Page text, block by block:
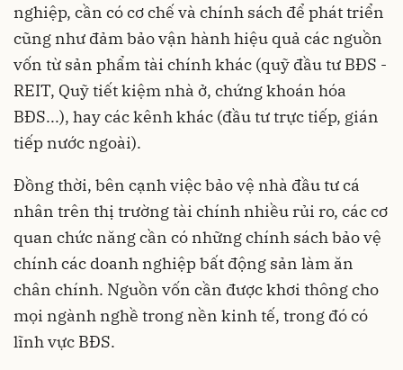
nghiệp, cần có cơ chế và chính sách để phát triển
cũng như đảm bảo vận hành hiệu quả các nguồn
vốn từ sản phẩm tài chính khác (quỹ đầu tư BĐS -
REIT, Quỹ tiết kiệm nhà ở, chứng khoán hóa
BĐS...), hay các kênh khác (đầu tư trực tiếp, gián
tiếp nước ngoài).
Đồng thời, bên cạnh việc bảo vệ nhà đầu tư cá
nhân trên thị trường tài chính nhiều rủi ro, các cơ
quan chức năng cần có những chính sách bảo vệ
chính các doanh nghiệp bất động sản làm ăn
chân chính. Nguồn vốn cần được khơi thông cho
mọi ngành nghề trong nền kinh tế, trong đó có
lĩnh vực BĐS.